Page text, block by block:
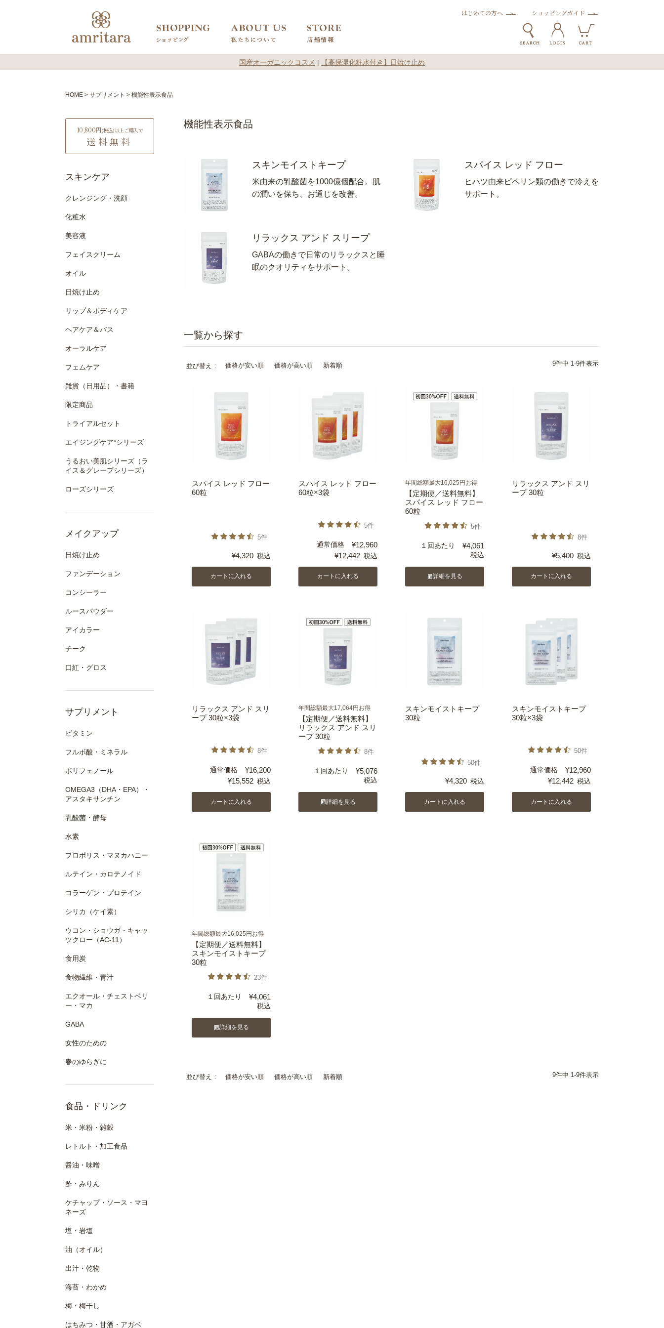
はじめての方へ ショッピングガイド
国産オーガニックコスメ | 【高保湿化粧水付き】日焼け止め
HOME サプリメント 機能性表示食品
10,800円(税込)以上ご購入で
送料無料
スキンケア
クレンジング・洗顔
化粧水
美容液
フェイスクリーム
オイル
日焼け止め
リップ＆ボディケア
ヘアケア＆バス
オーラルケア
フェムケア
雑貨（日用品）・書籍
限定商品
トライアルセット
エイジングケア*シリーズ
うるおい美肌シリーズ（ラ
イス＆グレープシリーズ）
ローズシリーズ
メイクアップ
日焼け止め
ファンデーション
コンシーラー
ルースパウダー
アイカラー
チーク
口紅・グロス
サプリメント
ビタミン
フルボ酸・ミネラル
ポリフェノール
OMEGA3（DHA・EPA）・
アスタキサンチン
乳酸菌・酵母
水素
プロポリス・マヌカハニー
ルテイン・カロテノイド
コラーゲン・プロテイン
シリカ（ケイ素）
ウコン・ショウガ・キャッ
ツクロー（AC-11）
食用炭
食物繊維・青汁
エクオール・チェストベリ
ー・マカ
GABA
女性のための
春のゆらぎに
食品・ドリンク
米・米粉・雑穀
レトルト・加工食品
醤油・味噌
酢・みりん
ケチャップ・ソース・マヨ
ネーズ
塩・岩塩
油（オイル）
出汁・乾物
海苔・わかめ
梅・梅干し
はちみつ・甘酒・アガベ
機能性表示食品
スキンモイストキープ
米由来の乳酸菌を1000億個配合。肌
の潤いを保ち、お通じを改善。
スパイス レッド フロー
ヒハツ由来ピペリン類の働きで冷えを
サポート。
リラックス アンド スリープ
GABAの働きで日常のリラックスと睡
眠のクオリティをサポート。
並び替え 価格が安い順 価格が高い順 新着順 9件中 1-9件表示
スパイス レッド フロー
60粒
5件
¥4,320 税込
カートに入れる
スパイス レッド フロー
60粒×3袋
5件
通常価格 ¥12,960
¥12,442 税込
カートに入れる
年間総額最大16,025円お得
【定期便／送料無料】
スパイス レッド フロー
60粒
5件
１回あたり ¥4,061
税込
詳細を見る
リラックス アンド スリ
ープ 30粒
8件
¥5,400 税込
カートに入れる
リラックス アンド スリ
ープ 30粒×3袋
8件
通常価格 ¥16,200
¥15,552 税込
カートに入れる
年間総額最大17,064円お得
【定期便／送料無料】
リラックス アンド スリ
ープ 30粒
8件
１回あたり ¥5,076
税込
詳細を見る
スキンモイストキープ
30粒
50件
¥4,320 税込
カートに入れる
スキンモイストキープ
30粒×3袋
50件
通常価格 ¥12,960
¥12,442 税込
カートに入れる
年間総額最大16,025円お得
【定期便／送料無料】
スキンモイストキープ
30粒
23件
１回あたり ¥4,061
税込
詳細を見る
並び替え 価格が安い順 価格が高い順 新着順 9件中 1 -9件表示